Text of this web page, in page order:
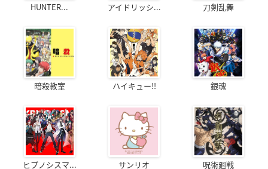
HUNTER... アイドリッシ... 刀剣乱舞
暗殺教室 ハイキュー!! 銀魂
ヒプノシスマ... サンリオ 呪術廻戦